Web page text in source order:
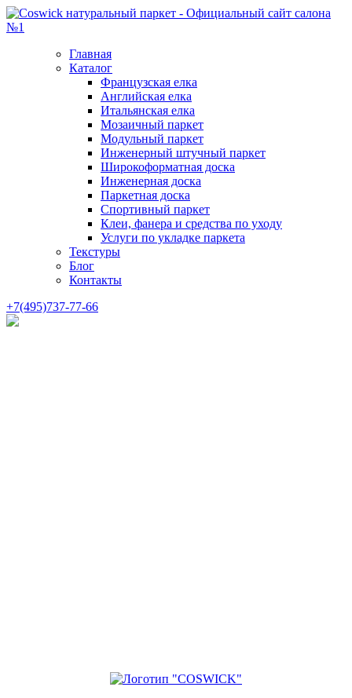
Главная
Каталог
Французская елка
Английская елка
Итальянская елка
Мозаичный паркет
Модульный паркет
Инженерный штучный паркет
Широкоформатная доска
Инженерная доска
Паркетная доска
Спортивный паркет
Клеи, фанера и средства по уходу
Услуги по укладке паркета
Текстуры
Блог
Контакты
+7(495)737-77-66